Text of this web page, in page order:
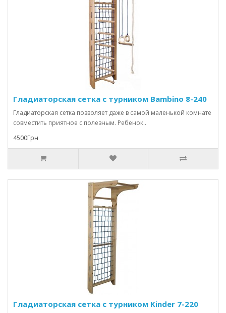
Гладиаторская сетка с турником Bambino 8-240
Гладиаторская сетка позволяет даже в самой маленькой комнате
совместить приятное с полезным. Ребенок..
4500Грн
Гладиаторская сетка с турником Kinder 7-220